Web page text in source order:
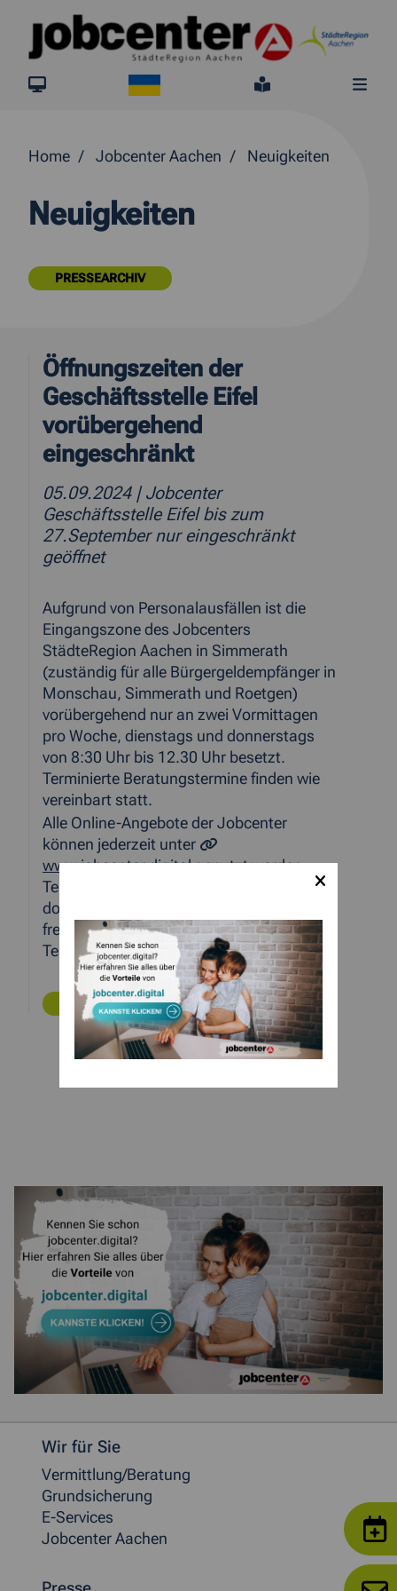
Springe direkt zum Inhalt
jobcenter.digital
Leichte
Home Jobcenter Aachen Neuigkeiten
Neuigkeiten
PRESSEARCHIV
Öffnungszeiten der
Geschäftsstelle Eifel
vorübergehend
eingeschränkt
05.09.2024 | Jobcenter
Geschäftsstelle Eifel bis zum
27.September nur eingeschränkt
geöffnet
Aufgrund von Personalausfällen ist die
Eingangszone des Jobcenters
StädteRegion Aachen in Simmerath
(zuständig für alle Bürgergeldempfänger in
Monschau, Simmerath und Roetgen)
vorübergehend nur an zwei Vormittagen
pro Woche, dienstags und donnerstags
von 8:30 Uhr bis 12.30 Uhr besetzt.
Terminierte Beratungstermine finden wie
vereinbart statt.
Alle Online-Angebote der Jobcenter
können jederzeit unter
www.jobcenter.digitalgenutzt werden.
Telefonisch ist das Jobcenter montags bis
donnerstags von 8:00 – 18:00 Uhr sowie
freitags von 08:00 – 14:00 Uhr unter der
Telefonnummer 0241/88681-0 erreichbar.
ZURÜCK
Weitere allgemeine Informationen
Wir für Sie
Vermittlung/Beratung
Grundsicherung
E-Services
Jobcenter Aachen